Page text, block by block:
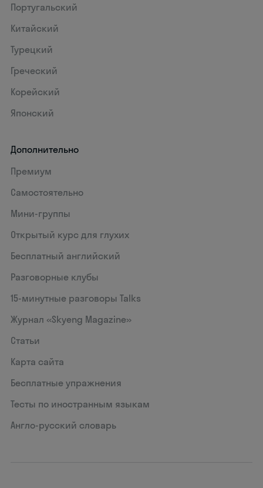
Португальский
Китайский
Турецкий
Греческий
Корейский
Японский
Дополнительно
Премиум
Самостоятельно
Мини-группы
Открытый курс для глухих
Бесплатный английский
Разговорные клубы
15‑минутные разговоры Talks
Журнал «Skyeng Magazine»
Статьи
Карта сайта
Бесплатные упражнения
Тесты по иностранным языкам
Англо-русский словарь